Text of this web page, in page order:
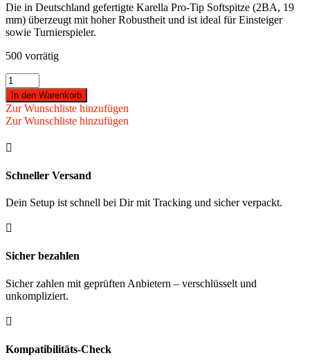
Die in Deutschland gefertigte Karella Pro-Tip Softspitze (2BA, 19
mm) überzeugt mit hoher Robustheit und ist ideal für Einsteiger
sowie Turnierspieler.
500 vorrätig
Karella
-
Softspitze
Pro-
Tip
2BA
Gewinde
St.
In den Warenkorb
Zur Wunschliste hinzufügen
Zur Wunschliste hinzufügen

Schneller Versand
Dein Setup ist schnell bei Dir mit Tracking und sicher verpackt.

Sicher bezahlen
Sicher zahlen mit geprüften Anbietern – verschlüsselt und
unkompliziert.

Kompatibilitäts-Check